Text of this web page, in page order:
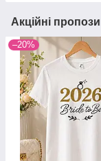
Акційні
–20%